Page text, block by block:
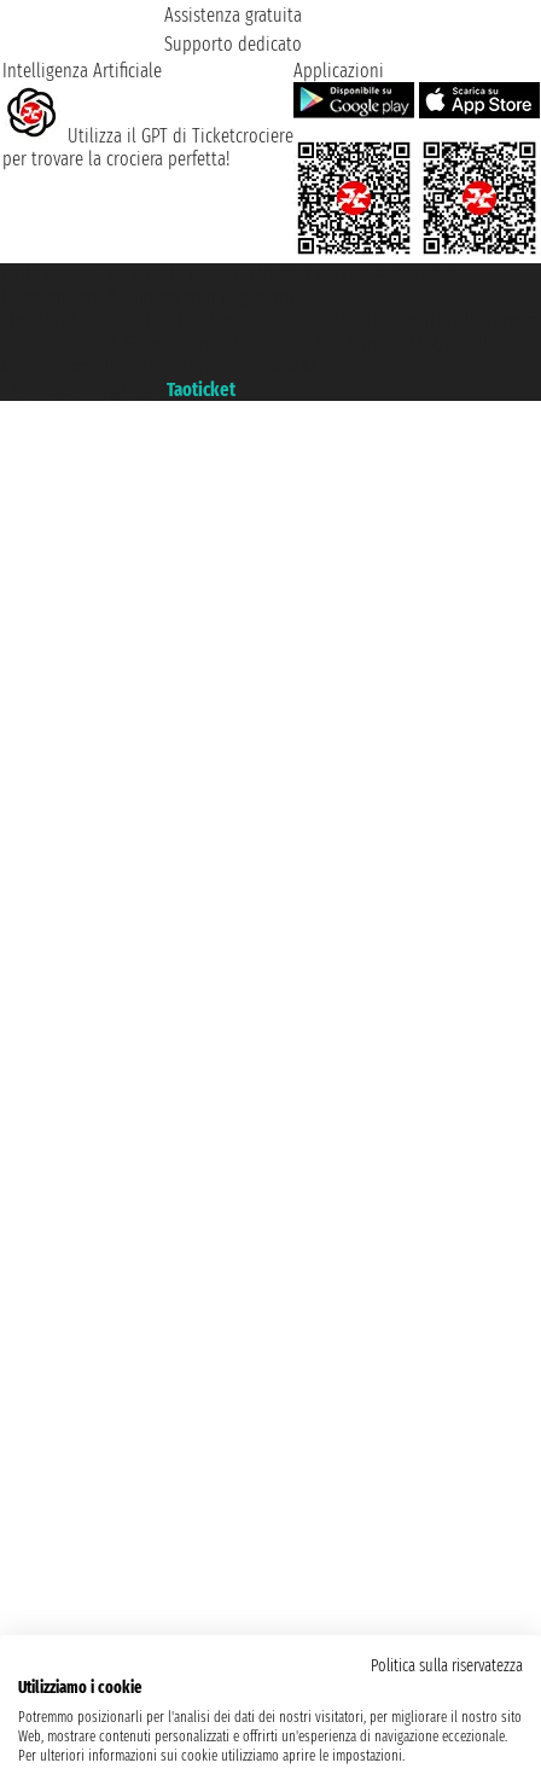
Assistenza gratuita
Supporto dedicato
Intelligenza Artificiale
Utilizza il GPT di Ticketcrociere
per trovare la crociera perfetta!
Applicazioni
Taoticket
Politica sulla riservatezza
Utilizziamo i cookie
Potremmo posizionarli per l'analisi dei dati dei nostri visitatori, per migliorare il nostro sito
Web, mostrare contenuti personalizzati e offrirti un'esperienza di navigazione eccezionale.
Per ulteriori informazioni sui cookie utilizziamo aprire le impostazioni.